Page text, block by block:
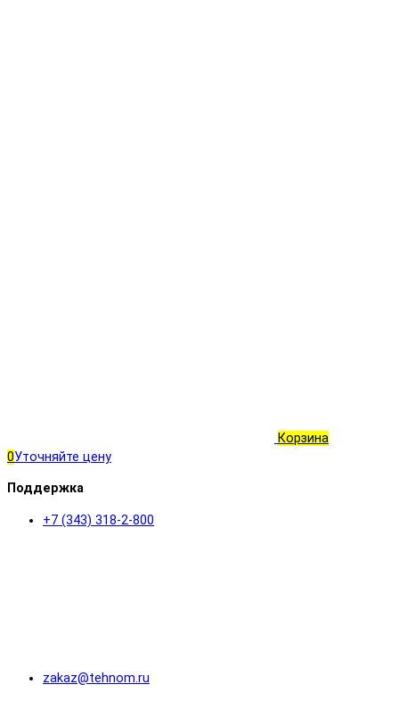
Корзина
0Уточняйте цену
Поддержка
+7 (343) 318-2-800
zakaz@tehnom.ru